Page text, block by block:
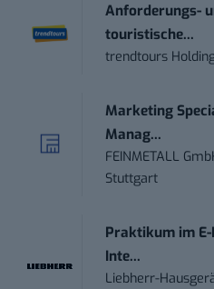
Anforderungs-
touristische...
trendtours
Marketing
Manag...
FEINMETALL
Stuttgart
Praktikum im E-
Inte...
Liebherr-